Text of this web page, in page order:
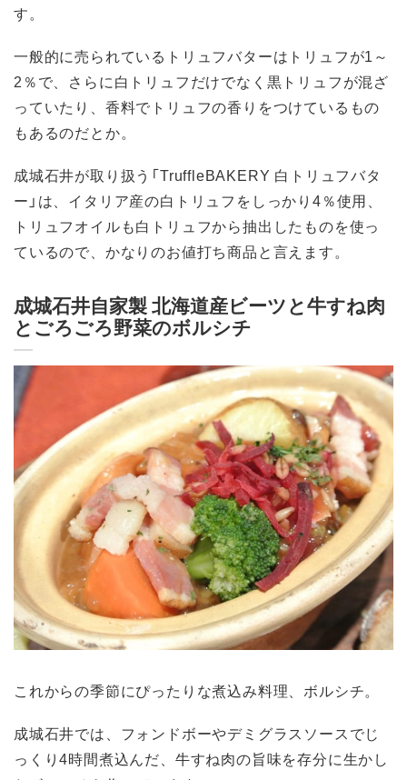
す。
一般的に売られているトリュフバターはトリュフが1～
2％で、さらに白トリュフだけでなく黒トリュフが混ざ
っていたり、香料でトリュフの香りをつけているもの
もあるのだとか。
成城石井が取り扱う「TruffleBAKERY 白トリュフバタ
ー」は、イタリア産の白トリュフをしっかり4％使用、
トリュフオイルも白トリュフから抽出したものを使っ
ているので、かなりのお値打ち商品と言えます。
成城石井自家製 北海道産ビーツと牛すね肉
とごろごろ野菜のボルシチ
これからの季節にぴったりな煮込み料理、ボルシチ。
成城石井では、フォンドボーやデミグラスソースでじ
っくり4時間煮込んだ、牛すね肉の旨味を存分に生かし